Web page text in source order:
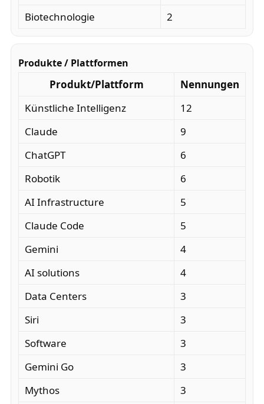
Biotechnologie 2
Produkte / Plattformen
Produkt/Plattform
Nennungen
Künstliche Intelligenz
12
Claude
9
ChatGPT
6
Robotik
6
AI Infrastructure
5
Claude Code
5
Gemini
4
AI solutions
4
Data Centers
3
Siri
3
Software
3
Gemini Go
3
Mythos
3